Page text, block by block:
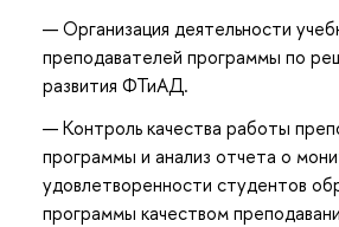
Организация деятельности
преподавателей программы по
развития ФТиАД.
Контроль качества работы
программы и анализ отчета о
удовлетворенности студентов
программы качеством